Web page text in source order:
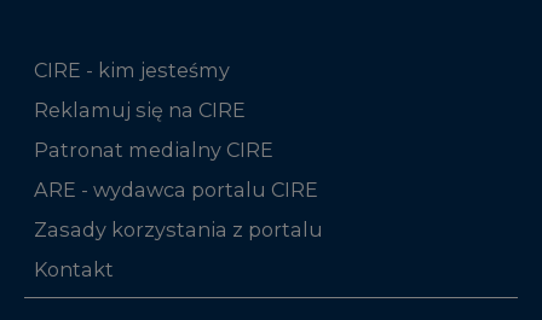
CIRE - kim jesteśmy
Reklamuj się na CIRE
Patronat medialny CIRE
ARE - wydawca portalu CIRE
Zasady korzystania z portalu
Kontakt